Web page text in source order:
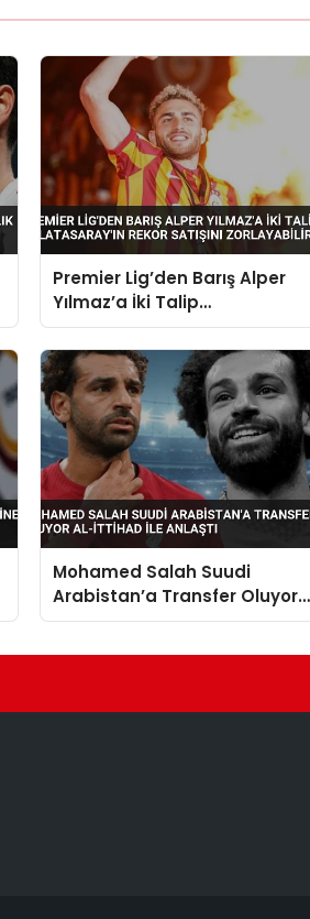
Premier Lig’den Barış Alper
Yılmaz’a İki Talip
Galatasaray’ın Rekor Satışını
Zorlayabilir
Mohamed Salah Suudi
Arabistan’a Transfer Oluyor
Al-İttihad ile Anlaştı